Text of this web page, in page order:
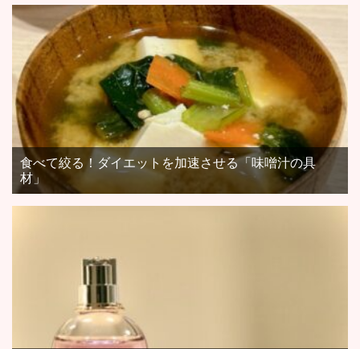
食べて絞る！ダイエットを加速させる「味噌汁の具
材」